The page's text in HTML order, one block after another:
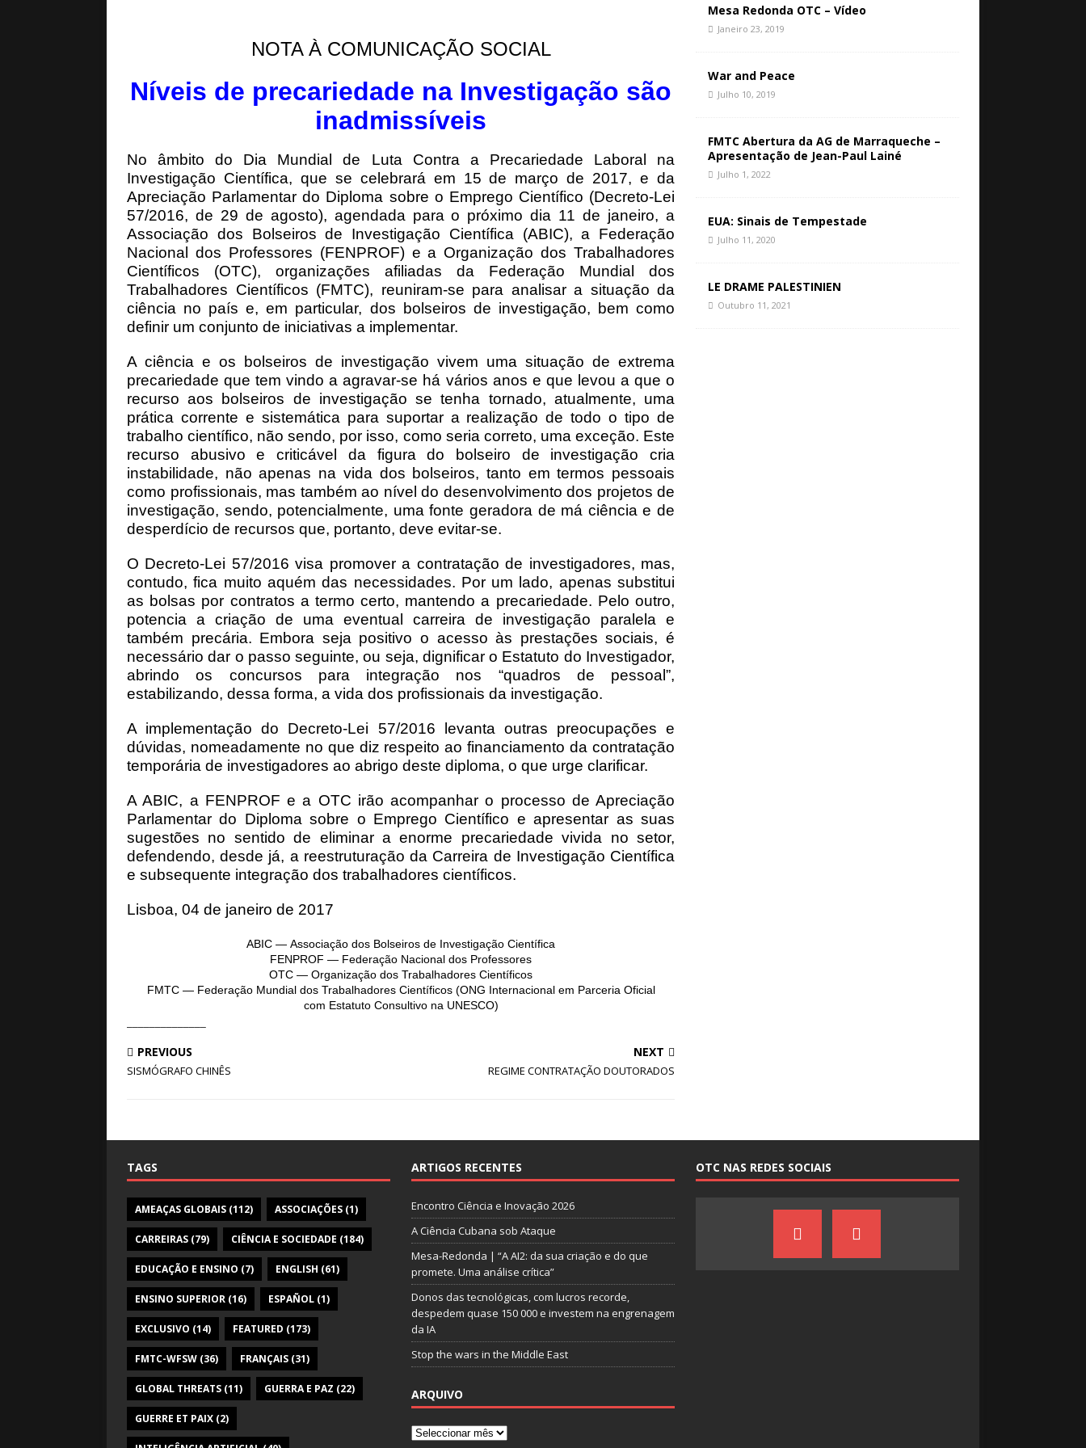
[ Abril 15, 2026 ] Geopolitics of chaos CIÊNCIA E SOCIEDADE
NOTA À COMUNICAÇÃO SOCIAL
Níveis de precariedade na Investigação são
inadmissíveis
No âmbito do Dia Mundial de Luta Contra a Precariedade Laboral na
Investigação Científica, que se celebrará em 15 de março de 2017, e da
Apreciação Parlamentar do Diploma sobre o Emprego Científico (Decreto-Lei
57/2016, de 29 de agosto), agendada para o próximo dia 11 de janeiro, a
Associação dos Bolseiros de Investigação Científica (ABIC), a Federação
Nacional dos Professores (FENPROF) e a Organização dos Trabalhadores
Científicos (OTC), organizações afiliadas da Federação Mundial dos
Trabalhadores Científicos (FMTC), reuniram-se para analisar a situação da
ciência no país e, em particular, dos bolseiros de investigação, bem como
definir um conjunto de iniciativas a implementar.
A ciência e os bolseiros de investigação vivem uma situação de extrema
precariedade que tem vindo a agravar-se há vários anos e que levou a que o
recurso aos bolseiros de investigação se tenha tornado, atualmente, uma
prática corrente e sistemática para suportar a realização de todo o tipo de
trabalho científico, não sendo, por isso, como seria correto, uma exceção. Este
recurso abusivo e criticável da figura do bolseiro de investigação cria
instabilidade, não apenas na vida dos bolseiros, tanto em termos pessoais
como profissionais, mas também ao nível do desenvolvimento dos projetos de
investigação, sendo, potencialmente, uma fonte geradora de má ciência e de
desperdício de recursos que, portanto, deve evitar-se.
O Decreto-Lei 57/2016 visa promover a contratação de investigadores, mas,
contudo, fica muito aquém das necessidades. Por um lado, apenas substitui
as bolsas por contratos a termo certo, mantendo a precariedade. Pelo outro,
potencia a criação de uma eventual carreira de investigação paralela e
também precária. Embora seja positivo o acesso às prestações sociais, é
necessário dar o passo seguinte, ou seja, dignificar o Estatuto do Investigador,
abrindo os concursos para integração nos “quadros de pessoal”,
estabilizando, dessa forma, a vida dos profissionais da investigação.
A implementação do Decreto-Lei 57/2016 levanta outras preocupações e
dúvidas, nomeadamente no que diz respeito ao financiamento da contratação
temporária de investigadores ao abrigo deste diploma, o que urge clarificar.
A ABIC, a FENPROF e a OTC irão acompanhar o processo de Apreciação
Parlamentar do Diploma sobre o Emprego Científico e apresentar as suas
sugestões no sentido de eliminar a enorme precariedade vivida no setor,
defendendo, desde já, a reestruturação da Carreira de Investigação Científica
e subsequente integração dos trabalhadores científicos.
Lisboa, 04 de janeiro de 2017
ABIC ― Associação dos Bolseiros de Investigação Científica
FENPROF ― Federação Nacional dos Professores
OTC ― Organização dos Trabalhadores Científicos
FMTC ― Federação Mundial dos Trabalhadores Científicos (ONG Internacional em Parceria Oficial
com Estatuto Consultivo na UNESCO)
PREVIOUS
SISMÓGRAFO CHINÊS
NEXT
REGIME CONTRATAÇÃO DOUTORADOS
Mesa Redonda OTC – Vídeo
Janeiro 23, 2019
War and Peace
Julho 10, 2019
FMTC Abertura da AG de Marraqueche –
Apresentação de Jean-Paul Lainé
Julho 1, 2022
EUA: Sinais de Tempestade
Julho 11, 2020
LE DRAME PALESTINIEN
Outubro 11, 2021
TAGS
AMEAÇAS GLOBAIS (112) ASSOCIAÇÕES (1)
CARREIRAS (79) CIÊNCIA E SOCIEDADE (184)
EDUCAÇÃO E ENSINO (7) ENGLISH (61)
ENSINO SUPERIOR (16) ESPAÑOL (1)
EXCLUSIVO (14) FEATURED (173)
FMTC-WFSW (36) FRANÇAIS (31)
GLOBAL THREATS (11) GUERRA E PAZ (22)
GUERRE ET PAIX (2)
ARTIGOS RECENTES
Encontro Ciência e Inovação 2026
A Ciência Cubana sob Ataque
Mesa-Redonda | “A AI2: da sua criação e do que
promete. Uma análise crítica”
Donos das tecnológicas, com lucros recorde,
despedem quase 150 000 e investem na engrenagem
da IA
Stop the wars in the Middle East
ARQUIVO
OTC NAS REDES SOCIAIS